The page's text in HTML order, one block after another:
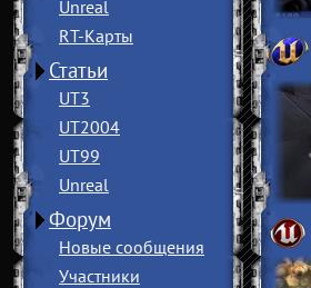
Unreal
RT-Карты
Статьи
UT3
UT2004
UT99
Unreal
Форум
Новые сообщения
Участники